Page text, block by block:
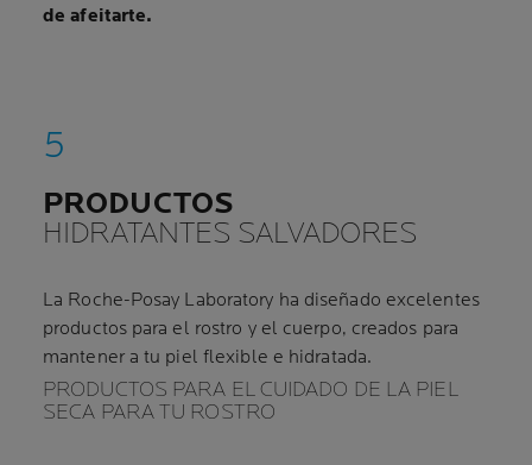
de afeitarte.
PRODUCTOS
HIDRATANTES SALVADORES
La Roche-Posay Laboratory ha diseñado excelentes
productos para el rostro y el cuerpo, creados para
mantener a tu piel flexible e hidratada.
PRODUCTOS PARA EL CUIDADO DE LA PIEL
SECA PARA TU ROSTRO